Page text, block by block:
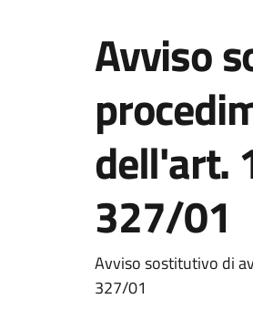
Avviso
dell'art.
327/01
Avviso sostitutivo di
327/01